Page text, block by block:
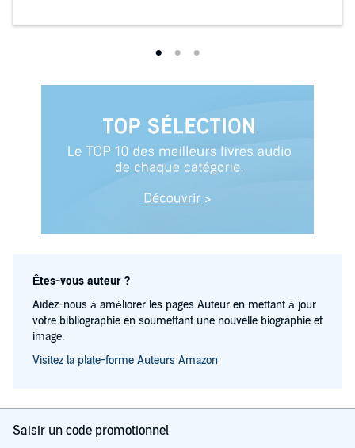
Êtes-vous auteur ?
Aidez-nous à améliorer les pages Auteur en mettant à jour
votre bibliographie en soumettant une nouvelle biographie et
image.
Visitez la plate-forme Auteurs Amazon
Saisir un code promotionnel